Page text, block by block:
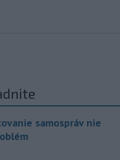
samospráv nie